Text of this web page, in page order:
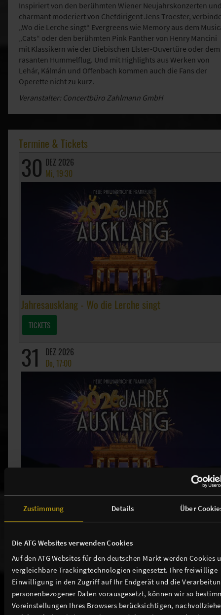
Zustimmung Details Über
Die ATG Websites verwenden Cookies
Auf den ATG Websites für den deutschen Markt werden Cookies
vergleichbare Trackingtechnologien eingesetzt. Ihre freiwillige
Einwilligung in den Zugriff auf Ihr Endgerät und die
personenbezogener Daten vorausgesetzt, können wir so
Voreinstellungen Ihres Browsers berücksichtigen,
Inspiriert von den berühmten Wiener Neujahrskonzerten
charmant moderiert von Chefdirigent Jens Troester,
„Wo die Lerche singt“ Evergreens wie Memory aus dem
„Cats“ oder den berühmten Pink Panther von Henry Mancini
mit Klassikern wie der Diebischen Elster-Ouvertüre oder dem
rasanten Hummelflug. Und mit Highlights aus Werken von
Lehár, Kálmán und Offenbach kommen auch die Fans der
Operette nicht zu kurz.
Veranstalter: Concertbüro Zahlmann GmbH
Termine & Tickets
30 DEZ 2026
Mi, 19:30
Jahresausklang - Wo die Lerche singt
TICKETS
31
DEZ 2026
Do, 17:00
Jahresausklang - Wo die Lerche singt
TICKETS
Weitere Events in unserem Theater